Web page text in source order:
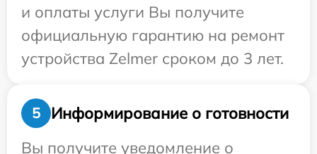
и оплаты услуги Вы получите
официальную гарантию на ремонт
устройства Zelmer сроком до 3 лет.
5
Информирование о готовности
Вы получите уведомление о